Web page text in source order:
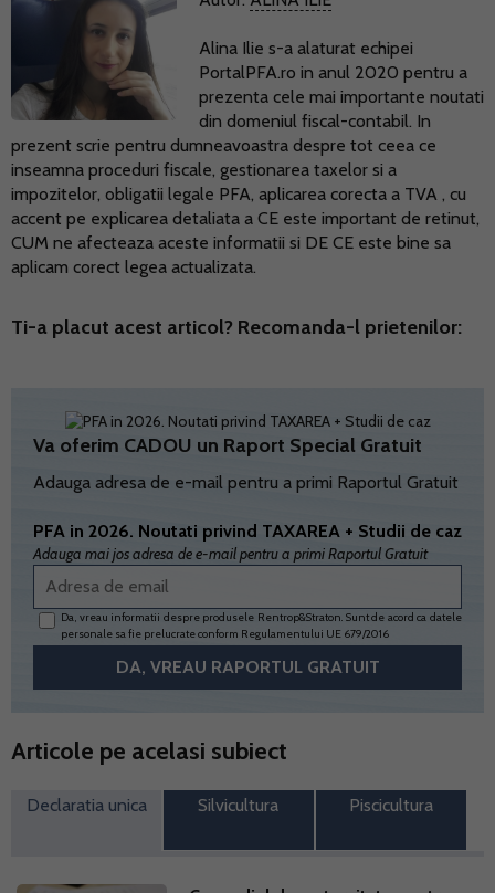
Alina Ilie s-a alaturat echipei
PortalPFA.ro in anul 2020 pentru a
prezenta cele mai importante noutati
din domeniul fiscal-contabil. In
prezent scrie pentru dumneavoastra despre tot ceea ce
inseamna proceduri fiscale, gestionarea taxelor si a
impozitelor, obligatii legale PFA, aplicarea corecta a TVA , cu
accent pe explicarea detaliata a CE este important de retinut,
CUM ne afecteaza aceste informatii si DE CE este bine sa
aplicam corect legea actualizata.
Ti-a placut acest articol? Recomanda-l prietenilor:
Va oferim CADOU un Raport Special Gratuit
Adauga adresa de e-mail pentru a primi Raportul Gratuit
PFA in 2026. Noutati privind TAXAREA + Studii de caz
Adauga mai jos adresa de e-mail pentru a primi Raportul Gratuit
Da, vreau informatii despre produsele Rentrop&Straton. Sunt de acord ca datele
personale sa fie prelucrate conform Regulamentului UE 679/2016
Articole pe acelasi subiect
Declaratia unica Silvicultura Piscicultura